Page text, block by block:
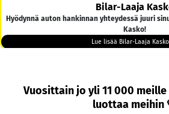
Bilar-Laaja
Hyödynnä auton hankinnan yhteydessä juuri
Kasko!
Lue lisää Bilar-Laaja
Bilar-
Tarjoamme ilmaisen kotiintoimituksen kaikkiin
koko Suomeen!
Vuosittain jo yli 11 000
luottaa meihin